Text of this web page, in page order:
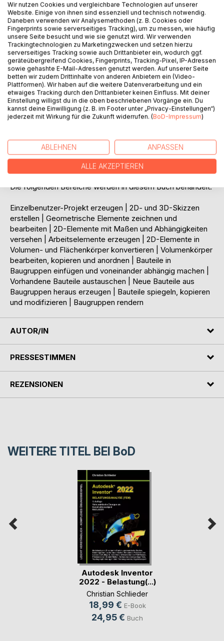
BESCHREIBUNG
Autodesk Inventor 2016 - Einsteiger-Tutorial HYBRIDJACHT
Dieses Buch ist ein Tutorial für Autodesk® Inventor® 2016.
Anhand eines komplexen Übungsbeispiels lernt der Leser
den Umgang mit dem Programm. In kleinen,
nachvollziehbaren Schritten werden Skizzen gezeichnet,
Bauteile erzeugt und Baugruppen zusammengefügt.
Kurze, prägnante Befehlsfolgen in Kombination mit
unkompliziertes Arbeiten. Der Leser erfährt nützliche
Hinweise zum Umgang mit dem Programm und kann die
Theorie in kleinen Schritten umsetzen.
Die folgenden Bereiche werden in diesem Buch behandelt:
Einzelbenutzer-Projekt erzeugen | 2D- und 3D-Skizzen
erstellen | Geometrische Elemente zeichnen und
bearbeiten | 2D-Elemente mit Maßen und Abhängigkeiten
versehen | Arbeitselemente erzeugen | 2D-Elemente in
Volumen- und Flächenkörper konvertieren | Volumenkörper
bearbeiten, kopieren und anordnen | Bauteile in
Baugruppen einfügen und voneinander abhängig machen |
Vorhandene Bauteile austauschen | Neue Bauteile aus
Baugruppen heraus erzeugen | Bauteile spiegeln, kopieren
und modifizieren | Baugruppen rendern
AUTOR/IN
PRESSESTIMMEN
REZENSIONEN
WEITERE TITEL BEI BoD
Autodesk Inventor
2022 - Belastung(...)
Christian Schlieder
18,99 € E-Book
24,95 € Buch
Wir nutzen Cookies und vergleichbare Technologien auf unserer
Website. Einige von ihnen sind essenziell und technisch notwendig.
Daneben verwenden wir Analysemethoden (z. B. Cookies oder
Fingerprints sowie serverseitiges Tracking), um zu messen, wie häufig
unsere Seite besucht und wie sie genutzt wird. Wir verwenden
Trackingtechnologien zu Marketingzwecken und setzen hierzu
serverseitiges Tracking sowie auch Drittanbieter ein, wodurch ggf.
geräteübergreifend Cookies, Fingerprints, Tracking-Pixel, IP-Adressen
sowie gehashte E-Mail-Adressen genutzt werden. Auf unserer Seite
betten wir zudem Drittinhalte von anderen Anbietern ein (Video-
Plattformen). Wir haben auf die weitere Datenverarbeitung und ein
etwaiges Tracking durch den Drittanbieter keinen Einfluss. Mit deiner
Einstellung willigst du in die oben beschriebenen Vorgänge ein. Du
kannst deine Einwilligung (z. B. im Footer unter „Privacy-Einstellungen“)
jederzeit mit Wirkung für die Zukunft widerrufen. (BoD-Impressum)
ABLEHNEN ANPASSEN
ALLE AKZEPTIEREN